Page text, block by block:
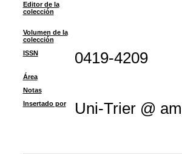
Editor de la
colección
Volumen de la
colección
ISSN
0419-4209
Área
Notas
Insertado por
Uni-Trier @